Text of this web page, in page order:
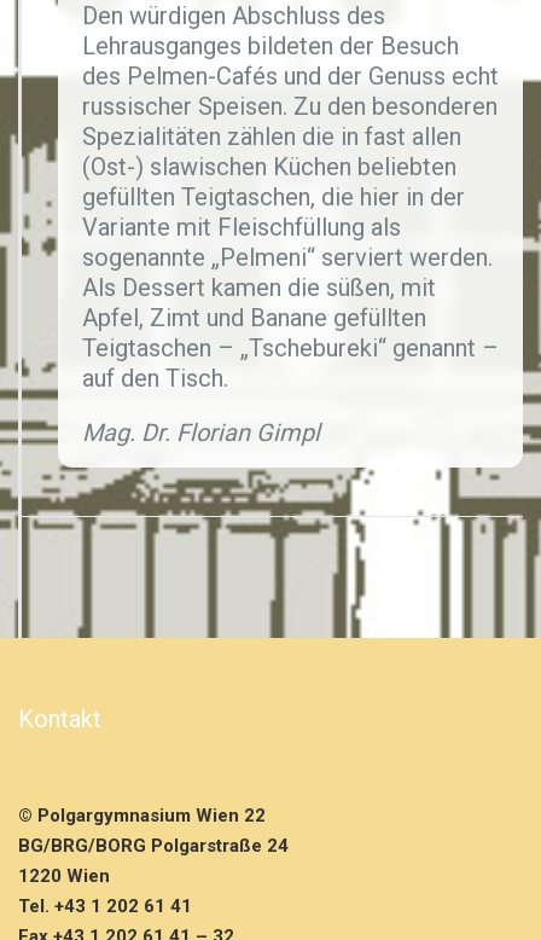
Den würdigen Abschluss des
Lehrausganges bildeten der Besuch
des Pelmen-Cafés und der Genuss echt
russischer Speisen. Zu den besonderen
Spezialitäten zählen die in fast allen
(Ost-) slawischen Küchen beliebten
gefüllten Teigtaschen, die hier in der
Variante mit Fleischfüllung als
sogenannte „Pelmeni“ serviert werden.
Als Dessert kamen die süßen, mit
Apfel, Zimt und Banane gefüllten
Teigtaschen –­ „Tschebureki“ genannt –
auf den Tisch.
Mag. Dr. Florian Gimpl
Kontakt
© Polgargymnasium Wien 22
BG/BRG/BORG Polgarstraße 24
1220 Wien
Tel. +43 1 202 61 41